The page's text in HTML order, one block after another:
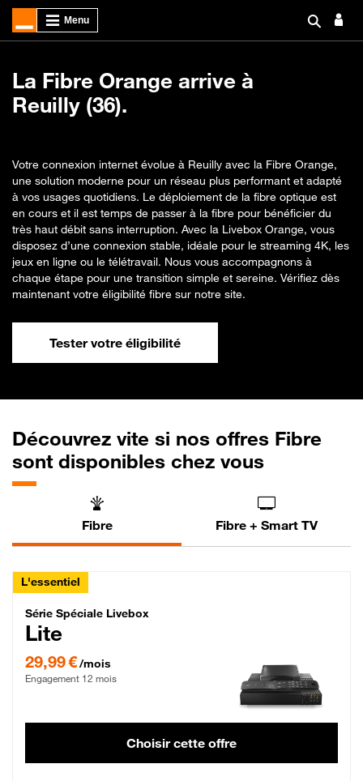
La Fibre Orange arrive à
Reuilly (36).
Votre connexion internet évolue à Reuilly avec la Fibre Orange,
une solution moderne pour un réseau plus performant et adapté
à vos usages quotidiens. Le déploiement de la fibre optique est
en cours et il est temps de passer à la fibre pour bénéficier du
très haut débit sans interruption. Avec la Livebox Orange, vous
disposez d’une connexion stable, idéale pour le streaming 4K, les
jeux en ligne ou le télétravail. Nous vous accompagnons à
chaque étape pour une transition simple et sereine. Vérifiez dès
maintenant votre éligibilité fibre sur notre site.
Tester votre éligibilité
Découvrez vite si nos offres Fibre
sont disponibles chez vous
Fibre Fibre + Smart TV
L'essentiel
Série Spéciale Livebox Lite Fibre
Série Spéciale Livebox
Lite
29,99 €/mois
Engagement 12 mois
Choisir cette offre